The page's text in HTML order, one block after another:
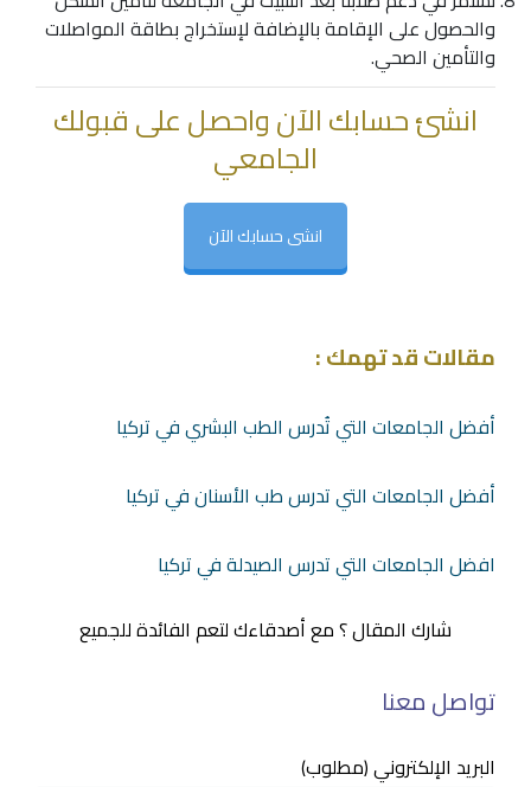
والحصول على الإقامة بالإضافة لإستخراج بطاقة المواصلات
والتأمين الصحي.
انشئ حسابك الآن واحصل على قبولك
الجامعي
انشى حسابك الآن
مقالات قد تهمك :
أفضل الجامعات التي تُدرس الطب البشري في تركيا
أفضل الجامعات التي تدرس طب الأسنان في تركيا
افضل الجامعات التي تدرس الصيدلة في تركيا
شارك المقال ؟ مع أصدقاءك لتعم الفائدة للجميع
تواصل معنا
البريد الإلكتروني (مطلوب)